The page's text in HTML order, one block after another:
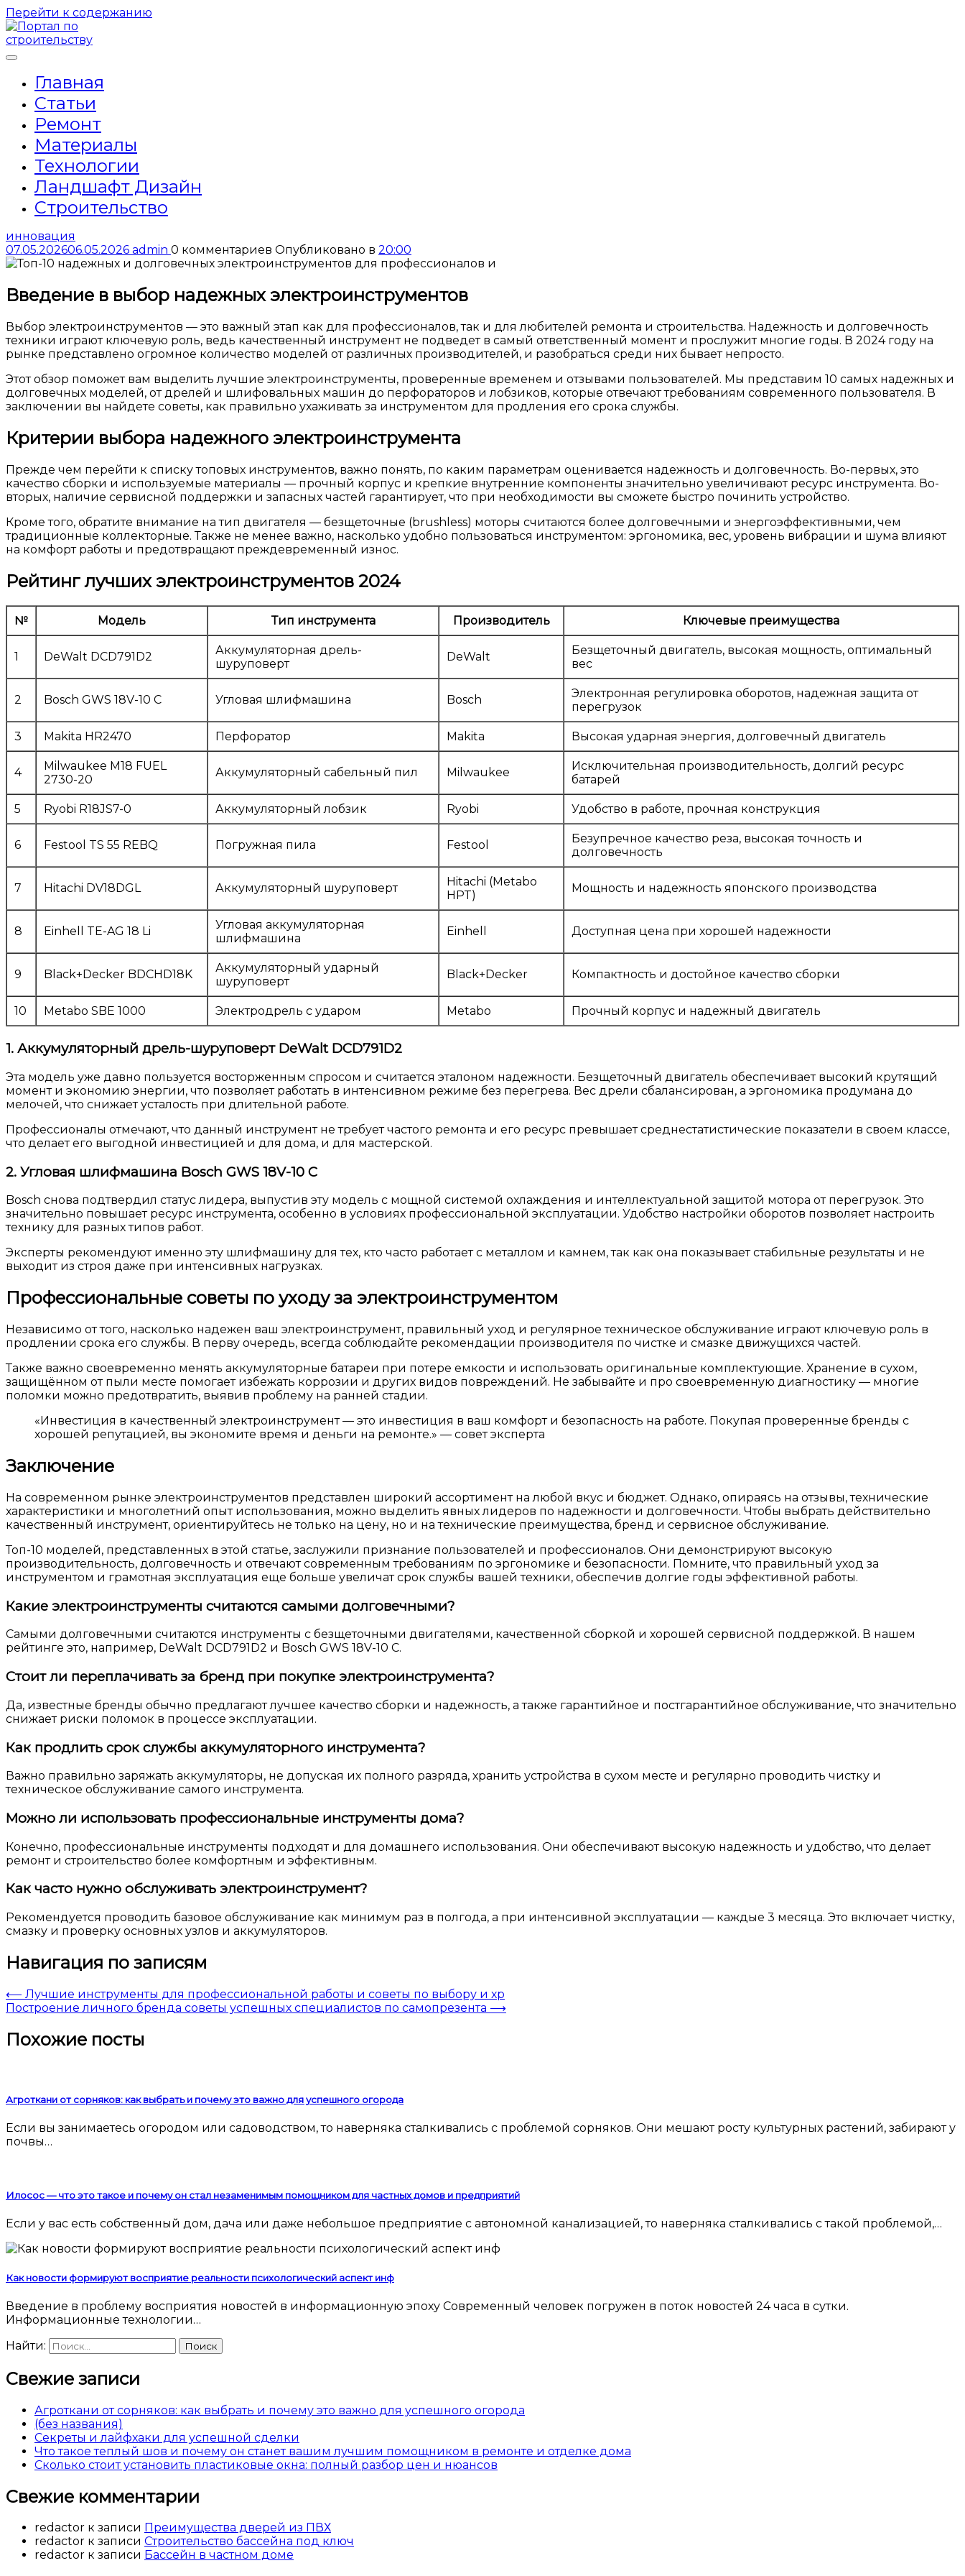
Перейти к содержанию
Главная
Статьи
Ремонт
Материалы
Технологии
Ландшафт Дизайн
Строительство
инновация
07.05.202606.05.2026 admin 0 комментариев Опубликовано в 20:00
Введение в выбор надежных электроинструментов
Выбор электроинструментов — это важный этап как для профессионалов, так и для любителей ремонта и строительства. Надежность и долговечность
техники играют ключевую роль, ведь качественный инструмент не подведет в самый ответственный момент и прослужит многие годы. В 2024 году на
рынке представлено огромное количество моделей от различных производителей, и разобраться среди них бывает непросто.
Этот обзор поможет вам выделить лучшие электроинструменты, проверенные временем и отзывами пользователей. Мы представим 10 самых надежных и
долговечных моделей, от дрелей и шлифовальных машин до перфораторов и лобзиков, которые отвечают требованиям современного пользователя. В
заключении вы найдете советы, как правильно ухаживать за инструментом для продления его срока службы.
Критерии выбора надежного электроинструмента
Прежде чем перейти к списку топовых инструментов, важно понять, по каким параметрам оценивается надежность и долговечность. Во-первых, это
качество сборки и используемые материалы — прочный корпус и крепкие внутренние компоненты значительно увеличивают ресурс инструмента. Во-
вторых, наличие сервисной поддержки и запасных частей гарантирует, что при необходимости вы сможете быстро починить устройство.
Кроме того, обратите внимание на тип двигателя — безщеточные (brushless) моторы считаются более долговечными и энергоэффективными, чем
традиционные коллекторные. Также не менее важно, насколько удобно пользоваться инструментом: эргономика, вес, уровень вибрации и шума влияют
на комфорт работы и предотвращают преждевременный износ.
Рейтинг лучших электроинструментов 2024
№ Модель Тип инструмента Производитель Ключевые преимущества
1 DeWalt DCD791D2
Аккумуляторная дрель-
шуруповерт
DeWalt
Безщеточный двигатель, высокая мощность, оптимальный
вес
2 Bosch GWS 18V-10 C Угловая шлифмашина Bosch
Электронная регулировка оборотов, надежная защита от
перегрузок
3 Makita HR2470 Перфоратор Makita Высокая ударная энергия, долговечный двигатель
4
Milwaukee M18 FUEL
2730-20
Аккумуляторный сабельный пил Milwaukee
Исключительная производительность, долгий ресурс
батарей
5 Ryobi R18JS7-0 Аккумуляторный лобзик Ryobi Удобство в работе, прочная конструкция
6 Festool TS 55 REBQ Погружная пила Festool
Безупречное качество реза, высокая точность и
долговечность
7 Hitachi DV18DGL Аккумуляторный шуруповерт
Hitachi (Metabo
HPT)
Мощность и надежность японского производства
8 Einhell TE-AG 18 Li
Угловая аккумуляторная
шлифмашина
Einhell Доступная цена при хорошей надежности
9 Black+Decker BDCHD18K
Аккумуляторный ударный
шуруповерт
Black+Decker Компактность и достойное качество сборки
10 Metabo SBE 1000 Электродрель с ударом Metabo Прочный корпус и надежный двигатель
1. Аккумуляторный дрель-шуруповерт DeWalt DCD791D2
Эта модель уже давно пользуется восторженным спросом и считается эталоном надежности. Безщеточный двигатель обеспечивает высокий крутящий
момент и экономию энергии, что позволяет работать в интенсивном режиме без перегрева. Вес дрели сбалансирован, а эргономика продумана до
мелочей, что снижает усталость при длительной работе.
Профессионалы отмечают, что данный инструмент не требует частого ремонта и его ресурс превышает среднестатистические показатели в своем классе,
что делает его выгодной инвестицией и для дома, и для мастерской.
2. Угловая шлифмашина Bosch GWS 18V-10 C
Bosch снова подтвердил статус лидера, выпустив эту модель с мощной системой охлаждения и интеллектуальной защитой мотора от перегрузок. Это
значительно повышает ресурс инструмента, особенно в условиях профессиональной эксплуатации. Удобство настройки оборотов позволяет настроить
технику для разных типов работ.
Эксперты рекомендуют именно эту шлифмашину для тех, кто часто работает с металлом и камнем, так как она показывает стабильные результаты и не
выходит из строя даже при интенсивных нагрузках.
Профессиональные советы по уходу за электроинструментом
Независимо от того, насколько надежен ваш электроинструмент, правильный уход и регулярное техническое обслуживание играют ключевую роль в
продлении срока его службы. В перву очередь, всегда соблюдайте рекомендации производителя по чистке и смазке движущихся частей.
Также важно своевременно менять аккумуляторные батареи при потере емкости и использовать оригинальные комплектующие. Хранение в сухом,
защищённом от пыли месте помогает избежать коррозии и других видов повреждений. Не забывайте и про своевременную диагностику — многие
поломки можно предотвратить, выявив проблему на ранней стадии.
«Инвестиция в качественный электроинструмент — это инвестиция в ваш комфорт и безопасность на работе. Покупая проверенные бренды с
хорошей репутацией, вы экономите время и деньги на ремонте.» — совет эксперта
Заключение
На современном рынке электроинструментов представлен широкий ассортимент на любой вкус и бюджет. Однако, опираясь на отзывы, технические
характеристики и многолетний опыт использования, можно выделить явных лидеров по надежности и долговечности. Чтобы выбрать действительно
качественный инструмент, ориентируйтесь не только на цену, но и на технические преимущества, бренд и сервисное обслуживание.
Топ-10 моделей, представленных в этой статье, заслужили признание пользователей и профессионалов. Они демонстрируют высокую
производительность, долговечность и отвечают современным требованиям по эргономике и безопасности. Помните, что правильный уход за
инструментом и грамотная эксплуатация еще больше увеличат срок службы вашей техники, обеспечив долгие годы эффективной работы.
Какие электроинструменты считаются самыми долговечными?
Самыми долговечными считаются инструменты с безщеточными двигателями, качественной сборкой и хорошей сервисной поддержкой. В нашем
рейтинге это, например, DeWalt DCD791D2 и Bosch GWS 18V-10 C.
Стоит ли переплачивать за бренд при покупке электроинструмента?
Да, известные бренды обычно предлагают лучшее качество сборки и надежность, а также гарантийное и постгарантийное обслуживание, что значительно
снижает риски поломок в процессе эксплуатации.
Как продлить срок службы аккумуляторного инструмента?
Важно правильно заряжать аккумуляторы, не допуская их полного разряда, хранить устройства в сухом месте и регулярно проводить чистку и
техническое обслуживание самого инструмента.
Можно ли использовать профессиональные инструменты дома?
Конечно, профессиональные инструменты подходят и для домашнего использования. Они обеспечивают высокую надежность и удобство, что делает
ремонт и строительство более комфортным и эффективным.
Как часто нужно обслуживать электроинструмент?
Рекомендуется проводить базовое обслуживание как минимум раз в полгода, а при интенсивной эксплуатации — каждые 3 месяца. Это включает чистку,
смазку и проверку основных узлов и аккумуляторов.
Навигация по записям
⟵ Лучшие инструменты для профессиональной работы и советы по выбору и хр
Построение личного бренда советы успешных специалистов по самопрезента ⟶
Похожие посты
Агроткани от сорняков: как выбрать и почему это важно для успешного огорода
Если вы занимаетесь огородом или садоводством, то наверняка сталкивались с проблемой сорняков. Они мешают росту культурных растений, забирают у
почвы…
Илосос — что это такое и почему он стал незаменимым помощником для частных домов и предприятий
Если у вас есть собственный дом, дача или даже небольшое предприятие с автономной канализацией, то наверняка сталкивались с такой проблемой,…
Как новости формируют восприятие реальности психологический аспект инф
Введение в проблему восприятия новостей в информационную эпоху Современный человек погружен в поток новостей 24 часа в сутки.
Информационные технологии…
Найти:
Свежие записи
Агроткани от сорняков: как выбрать и почему это важно для успешного огорода
(без названия)
Секреты и лайфхаки для успешной сделки
Что такое теплый шов и почему он станет вашим лучшим помощником в ремонте и отделке дома
Сколько стоит установить пластиковые окна: полный разбор цен и нюансов
Свежие комментарии
redactor к записи Преимущества дверей из ПВХ
redactor к записи Строительство бассейна под ключ
redactor к записи Бассейн в частном доме